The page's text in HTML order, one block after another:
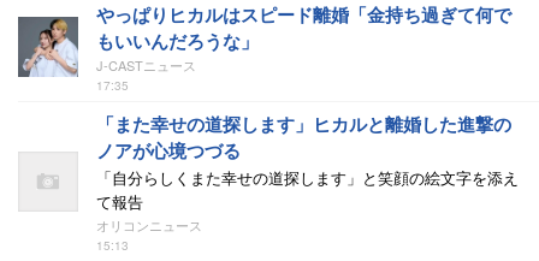
やっぱりヒカルはスピード離婚「金持ち過ぎて何で
もいいんだろうな」
J-CASTニュース
17:35
「また幸せの道探します」ヒカルと離婚した進撃の
ノアが心境つづる
「自分らしくまた幸せの道探します」と笑顔の絵文字を添え
て報告
オリコンニュース
15:13